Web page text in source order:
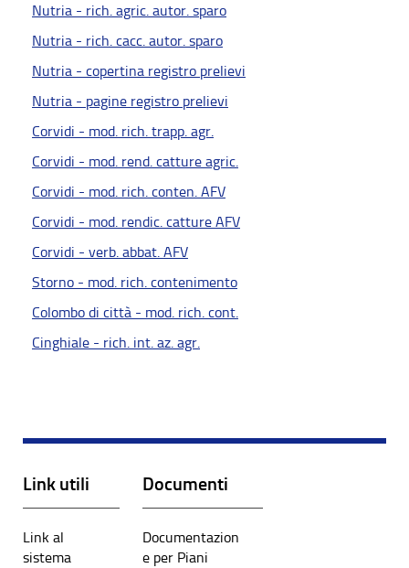
Nutria - rich. agric. autor. sparo
Nutria - rich. cacc. autor. sparo
Nutria - copertina registro prelievi
Nutria - pagine registro prelievi
Corvidi - mod. rich. trapp. agr.
Corvidi - mod. rend. catture agric.
Corvidi - mod. rich. conten. AFV
Corvidi - mod. rendic. catture AFV
Corvidi - verb. abbat. AFV
Storno - mod. rich. contenimento
Colombo di città - mod. rich. cont.
Cinghiale - rich. int. az. agr.
Link utili
Link al
sistema
Documenti
Documentazion
e per Piani